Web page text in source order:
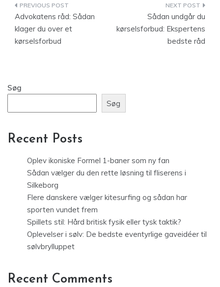
Indlægsnavigation
Advokatens råd: Sådan
klager du over et
kørselsforbud
Sådan undgår du
kørselsforbud: Ekspertens
bedste råd
Søg
Søg
Recent Posts
Oplev ikoniske Formel 1-baner som ny fan
Sådan vælger du den rette løsning til fliserens i
Silkeborg
Flere danskere vælger kitesurfing og sådan har
sporten vundet frem
Spillets stil: Hård britisk fysik eller tysk taktik?
Oplevelser i sølv: De bedste eventyrlige gaveidéer til
sølvbrylluppet
Recent Comments